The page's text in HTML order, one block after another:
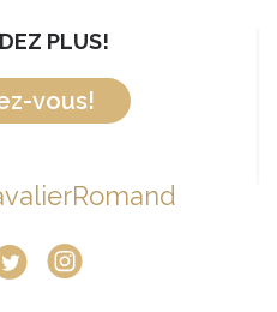
PLUS!
vous!